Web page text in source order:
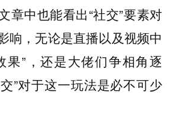
章中也能看出“社交”要素对
响，无论是直播以及视频中
果”，还是大佬们争相角逐
”对于这一玩法是必不可少